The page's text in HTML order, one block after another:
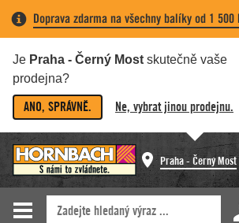
Doprava zdarma na všechny balíky od 1 500
Je Praha - Černý Most skutečně vaše
prodejna?
ANO, SPRÁVNĚ. Ne, vybrat jinou prodejnu.
Praha - Černý Most